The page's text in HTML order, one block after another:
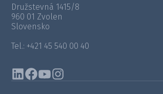
Družstevná 1415/8
960 01 Zvolen
Slovensko
Tel.: +421 45 540 00 40